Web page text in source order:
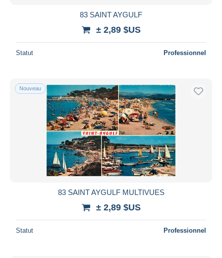
83 SAINT AYGULF
± 2,89 $US
Statut Professionnel
Nouveau
83 SAINT AYGULF MULTIVUES
± 2,89 $US
Statut Professionnel